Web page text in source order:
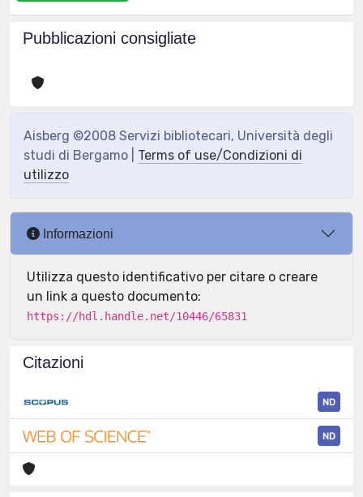
Pubblicazioni consigliate
Aisberg ©2008 Servizi bibliotecari, Università degli
studi di Bergamo | Terms of use/Condizioni di
utilizzo
Informazioni
Utilizza questo identificativo per citare o creare
un link a questo documento:
https://hdl.handle.net/10446/65831
Citazioni
ND
ND